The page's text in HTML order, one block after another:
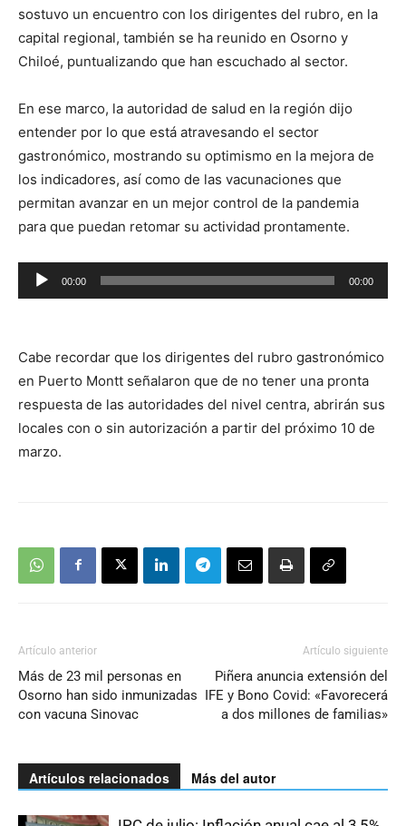
sostuvo un encuentro con los dirigentes del rubro, en la
capital regional, también se ha reunido en Osorno y
Chiloé, puntualizando que han escuchado al sector.
En ese marco, la autoridad de salud en la región dijo
entender por lo que está atravesando el sector
gastronómico, mostrando su optimismo en la mejora de
los indicadores, así como de las vacunaciones que
permitan avanzar en un mejor control de la pandemia
para que puedan retomar su actividad prontamente.
Reproductor
de
00:00 00:00
Cabe recordar que los dirigentes del rubro gastronómico
en Puerto Montt señalaron que de no tener una pronta
respuesta de las autoridades del nivel centra, abrirán sus
locales con o sin autorización a partir del próximo 10 de
marzo.
Artículo anterior
Más de 23 mil personas en
Osorno han sido inmunizadas
con vacuna Sinovac
Artículo siguiente
Piñera anuncia extensión del
IFE y Bono Covid: «Favorecerá
a dos millones de familias»
Artículos relacionados Más del autor